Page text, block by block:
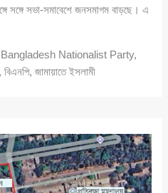
সঙ্গে সভা-সমাবেশে জনসমাগম বাড়ছে। এ
Nationalist Party,
জামায়াতে ইসলামী